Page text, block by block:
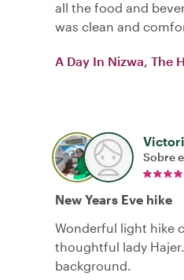
all the food and
was clean and
A Day In Nizwa, The
Sobre
New Years Eve hike
Wonderful light hike
thoughtful lady
background.